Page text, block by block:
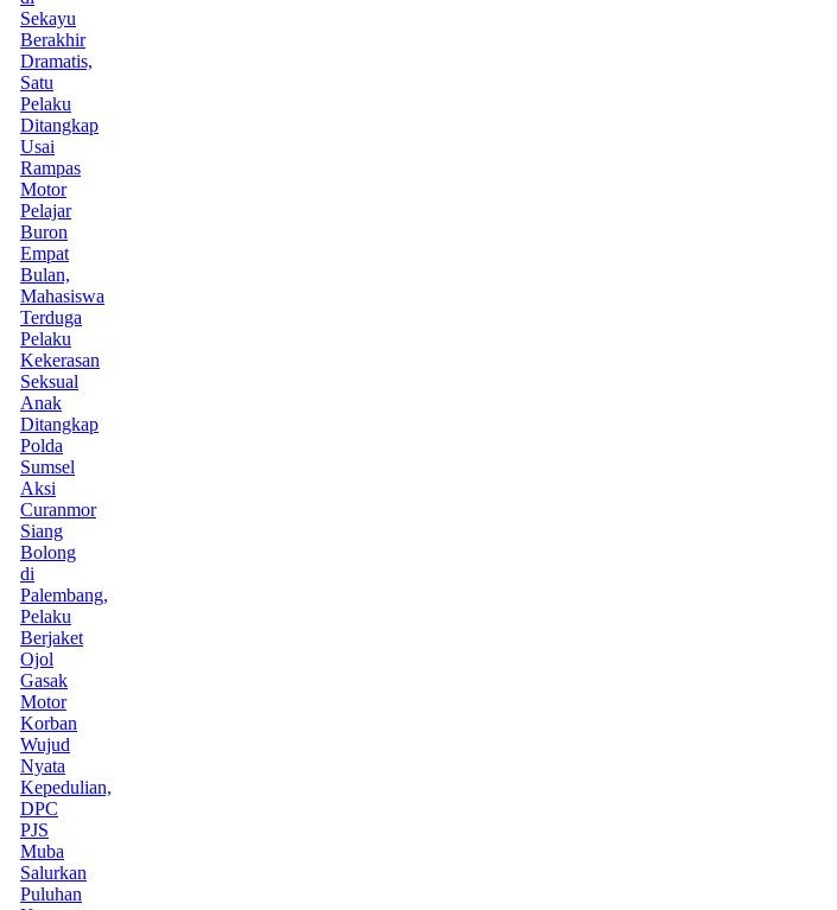
Sekayu
Berakhir
Dramatis,
Satu
Pelaku
Ditangkap
Usai
Rampas
Motor
Pelajar
Buron
Empat
Bulan,
Mahasiswa
Terduga
Pelaku
Kekerasan
Seksual
Anak
Ditangkap
Polda
Sumsel
Aksi
Curanmor
Siang
Bolong
di
Palembang,
Pelaku
Berjaket
Ojol
Gasak
Motor
Korban
Wujud
Nyata
Kepedulian,
DPC
PJS
Muba
Salurkan
Puluhan